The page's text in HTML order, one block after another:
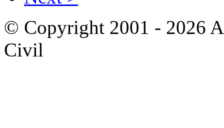
© Copyright 2001 - 2026
Civil